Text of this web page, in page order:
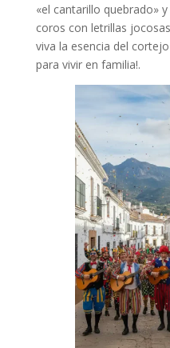
«el cantarillo quebrado»
coros con letrillas
viva la esencia del
para vivir en familia!.